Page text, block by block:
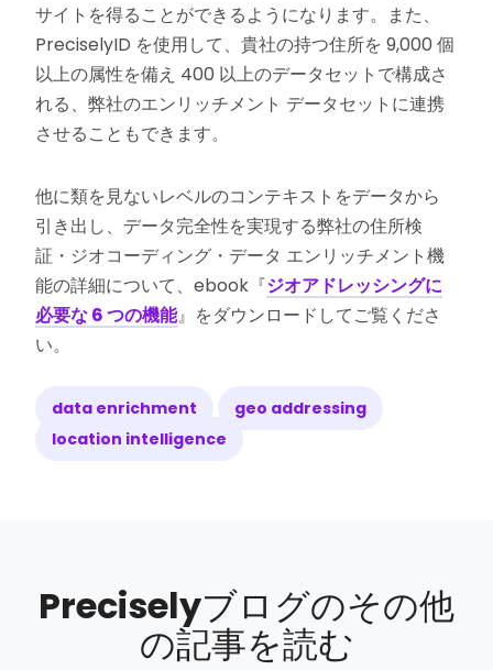
サイトを得ることができるようになります。また、
PreciselyID を使用して、貴社の持つ住所を 9,000 個
以上の属性を備え 400 以上のデータセットで構成さ
れる、弊社のエンリッチメント データセットに連携
させることもできます。
他に類を見ないレベルのコンテキストをデータから
引き出し、データ完全性を実現する弊社の住所検
証・ジオコーディング・データ エンリッチメント機
能の詳細について、ebook『ジオアドレッシングに
必要な 6 つの機能』をダウンロードしてご覧くださ
い。
data enrichment
geo addressing
location intelligence
Preciselyブログのその他
の記事を読む